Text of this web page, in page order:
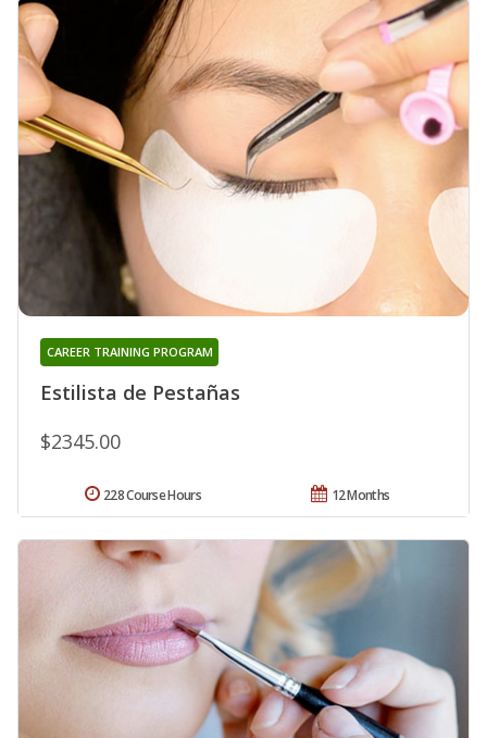
Estilista de Pestañas
CAREER TRAINING PROGRAM
$2345.00
12 Months
228 Course Hours